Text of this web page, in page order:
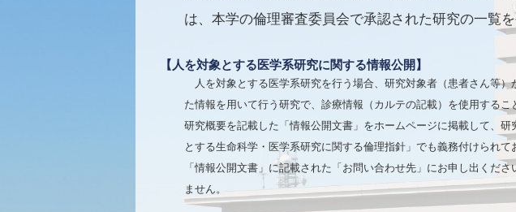
は、本学の倫理審査委員会で承認された研究の一覧を
【人を対象とする医学系研究に関する情報公開】
人を対象とする医学系研究を行う場合、研究対象者（患者さん等
た情報を用いて行う研究で、診療情報（カルテの記載）を使用する
研究概要を記載した「情報公開文書」をホームページに掲載して、
とする生命科学・医学系研究に関する倫理指針」でも義務付けられ
「情報公開文書」に記載された「お問い合わせ先」にお申し出くだ
ません。